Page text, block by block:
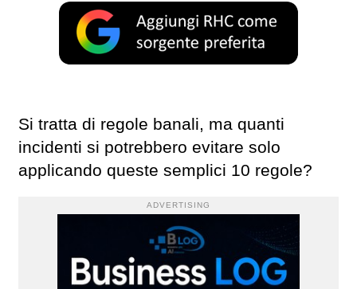
Si tratta di regole banali, ma quanti
incidenti si potrebbero evitare solo
applicando queste semplici 10 regole?
ADVERTISING